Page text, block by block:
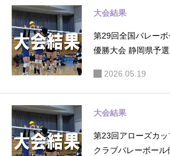
われまし
た（大会
結果）
行
し
大会結果
第29回全国バレー
優勝大会 静岡県予
2026.05.19
大会結果
第23回アローズカ
クラブバレーボー